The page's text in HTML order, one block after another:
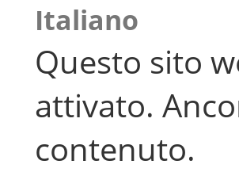
Italiano
Questo sito
attivato.
contenuto.